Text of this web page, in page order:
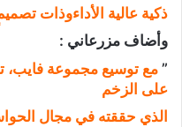
ذكية عالية الأداءوذات
وأضاف مزرعاني :
” مع توسيع مجموعة فايب،
على الزخم
الذي حققته في مجال